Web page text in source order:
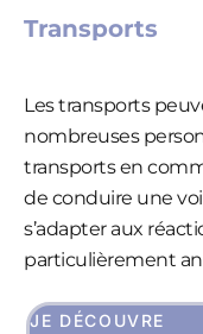
Transports
Les transports
nombreuses
transports en
de conduire une
s’adapter aux
particulièrement
particulièrement
JE DÉCOUVRE